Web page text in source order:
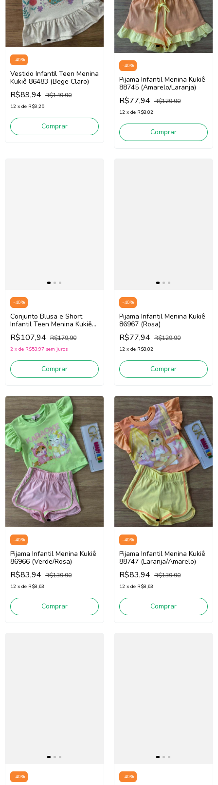
-40%
Vestido Infantil Teen Menina
Kukiê 86483 (Bege Claro)
R$89,94 R$149,90
12 x de R$9,25
Comprar
-40%
Pijama Infantil Menina Kukiê
88745 (Amarelo/Laranja)
R$77,94 R$129,90
12 x de R$8,02
Comprar
-40%
Conjunto Blusa e Short
Infantil Teen Menina Kukiê
86479 (Off White/Pink)
R$107,94 R$179,90
2 x de R$53,97 sem juros
Comprar
-40%
Pijama Infantil Menina Kukiê
86967 (Rosa)
R$77,94 R$129,90
12 x de R$8,02
Comprar
-40%
Pijama Infantil Menina Kukiê
86966 (Verde/Rosa)
R$83,94 R$139,90
12 x de R$8,63
Comprar
-40%
Pijama Infantil Menina Kukiê
88747 (Laranja/Amarelo)
R$83,94 R$139,90
12 x de R$8,63
Comprar
-40% -40%